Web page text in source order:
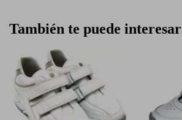
También te puede interesar